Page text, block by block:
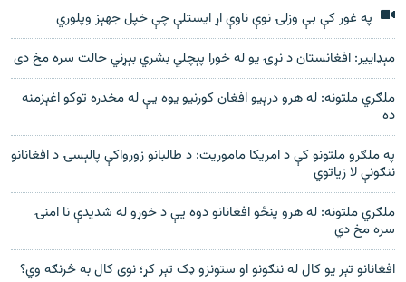
په غور کې بې وزلۍ نوې ناوې اړ ایستلې چې خپل جهېز وپلوري
مېډاییر: افغانستان د نړۍ یو له خورا پېچلي بشري بېړني حالت سره مخ دی
ملګري ملتونه: له هرو درېیو افغان کورنیو یوه یې له مخدره توکو اغېزمنه
ده
په ملګرو ملتونو کې د امریکا ماموریت: د طالبانو زورواکې پالېسۍ د افغانانو
ننګونې لا زیاتوي
ملګري ملتونه: له هرو پنځو افغانانو دوه یې د خوړو له شدیدې نا امنۍ
سره مخ دي
افغانانو تېر یو کال له ننګونو او ستونزو ډک تېر کړ؛ نوی کال به څرنګه وي؟